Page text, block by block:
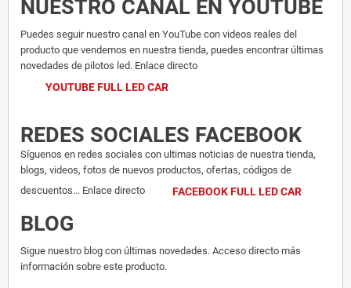
NUESTRO CANAL EN YOUTUBE
Puedes seguir nuestro canal en YouTube con videos reales del
producto que vendemos en nuestra tienda, puedes encontrar últimas
novedades de pilotos led. Enlace directo
YOUTUBE FULL LED CAR
REDES SOCIALES FACEBOOK
Síguenos en redes sociales con ultimas noticias de nuestra tienda,
blogs, videos, fotos de nuevos productos, ofertas, códigos de
descuentos... Enlace directo
FACEBOOK FULL LED CAR
BLOG
Sigue nuestro blog con últimas novedades. Acceso directo más
información sobre este producto.